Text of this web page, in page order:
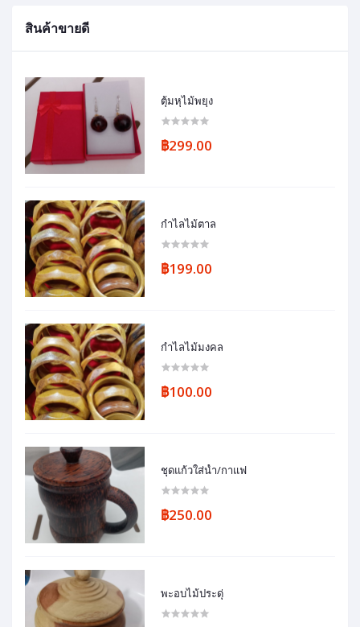
สินค้าขายดี
ตุ้มหุไม้พยุง
฿299.00
กำไลไม้ตาล
฿199.00
กำไลไม้มงคล
฿100.00
ชุดแก้วใส่น้ำ/กาแฟ
฿250.00
พะอบไม้ประดุ่